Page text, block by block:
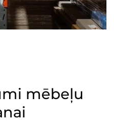
mēbeļu